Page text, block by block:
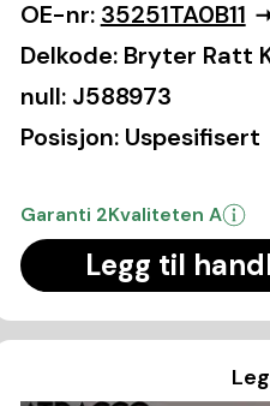
OE-nr: 35251TA0B11
Delkode: Bryter Ratt
null: J588973
Posisjon: Uspesifisert
Garanti 2Kvaliteten A
Legg til